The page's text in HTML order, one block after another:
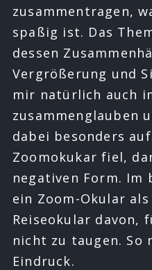
zusammentragen,
spaßig ist. Das
dessen
Vergrößerung und
mir natürlich auch
zusammenglauben
dabei besonders
Zoomokukar fiel,
negativen Form. Im
ein Zoom-Okular
Reiseokular davon,
nicht zu taugen. So
Eindruck.